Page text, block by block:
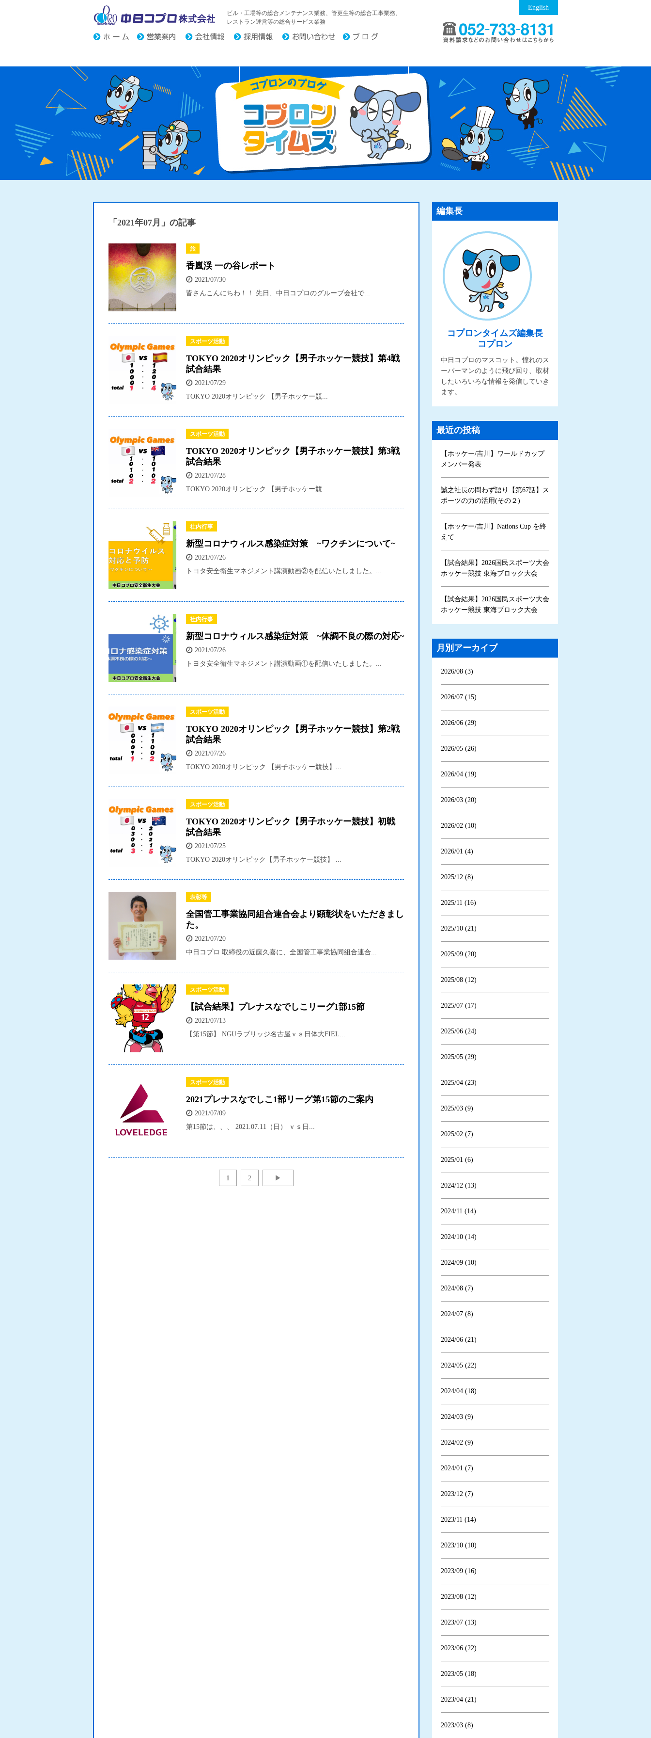
中日コプロ株式会社
ビル・工場等の総合メンテナンス業務、管更生等の総合工事業務、
レストラン運営等の総合サービス業務
English
「2021年07月」の記事
旅
香嵐渓 一の谷レポート
2021/07/30
皆さんこんにちわ！！ 先日、中日コプロのグループ会社で...
スポーツ活動
TOKYO 2020オリンピック【男子ホッケー競技】第4戦
試合結果
2021/07/29
TOKYO 2020オリンピック 【男子ホッケー競...
スポーツ活動
TOKYO 2020オリンピック【男子ホッケー競技】第3戦
試合結果
2021/07/28
TOKYO 2020オリンピック 【男子ホッケー競...
社内行事
新型コロナウィルス感染症対策 ~ワクチンについて~
2021/07/26
トヨタ安全衛生マネジメント講演動画②を配信いたしました。...
社内行事
新型コロナウィルス感染症対策 ~体調不良の際の対応~
2021/07/26
トヨタ安全衛生マネジメント講演動画①を配信いたしました。...
スポーツ活動
TOKYO 2020オリンピック【男子ホッケー競技】第2戦
試合結果
2021/07/26
TOKYO 2020オリンピック 【男子ホッケー競技】...
スポーツ活動
TOKYO 2020オリンピック【男子ホッケー競技】初戦
試合結果
2021/07/25
TOKYO 2020オリンピック【男子ホッケー競技】 ...
表彰等
全国管工事業協同組合連合会より顕彰状をいただきまし
た。
2021/07/20
中日コプロ 取締役の近藤久喜に、全国管工事業協同組合連合...
スポーツ活動
【試合結果】プレナスなでしこリーグ1部15節
2021/07/13
【第15節】 NGUラブリッジ名古屋ｖｓ日体大FIEL...
スポーツ活動
2021プレナスなでしこ1部リーグ第15節のご案内
2021/07/09
第15節は、、、 2021.07.11（日） ｖｓ日...
1 2 ▶
編集長
コプロンタイムズ編集長
コプロン
中日コプロのマスコット。憧れのス
ーパーマンのように飛び回り、取材
したいろいろな情報を発信していき
ます。
最近の投稿
【ホッケー/吉川】ワールドカップ
メンバー発表
誠之社長の問わず語り【第67話】ス
ポーツの力の活用(その２)
【ホッケー/吉川】Nations Cup を終
えて
【試合結果】2026国民スポーツ大会
ホッケー競技 東海ブロック大会
【試合結果】2026国民スポーツ大会
ホッケー競技 東海ブロック大会
月別アーカイブ
2026/08 (3)
2026/07 (15)
2026/06 (29)
2026/05 (26)
2026/04 (19)
2026/03 (20)
2026/02 (10)
2026/01 (4)
2025/12 (8)
2025/11 (16)
2025/10 (21)
2025/09 (20)
2025/08 (12)
2025/07 (17)
2025/06 (24)
2025/05 (29)
2025/04 (23)
2025/03 (9)
2025/02 (7)
2025/01 (6)
2024/12 (13)
2024/11 (14)
2024/10 (14)
2024/09 (10)
2024/08 (7)
2024/07 (8)
2024/06 (21)
2024/05 (22)
2024/04 (18)
2024/03 (9)
2024/02 (9)
2024/01 (7)
2023/12 (7)
2023/11 (14)
2023/10 (10)
2023/09 (16)
2023/08 (12)
2023/07 (13)
2023/06 (22)
2023/05 (18)
2023/04 (21)
2023/03 (8)